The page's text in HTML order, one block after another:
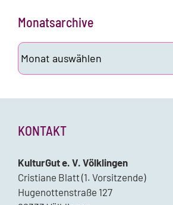
Monatsarchive
Monatsarchive
KONTAKT
KulturGut e. V. Völklingen
Cristiane Blatt (1. Vorsitzende)
Hugenottenstraße 127